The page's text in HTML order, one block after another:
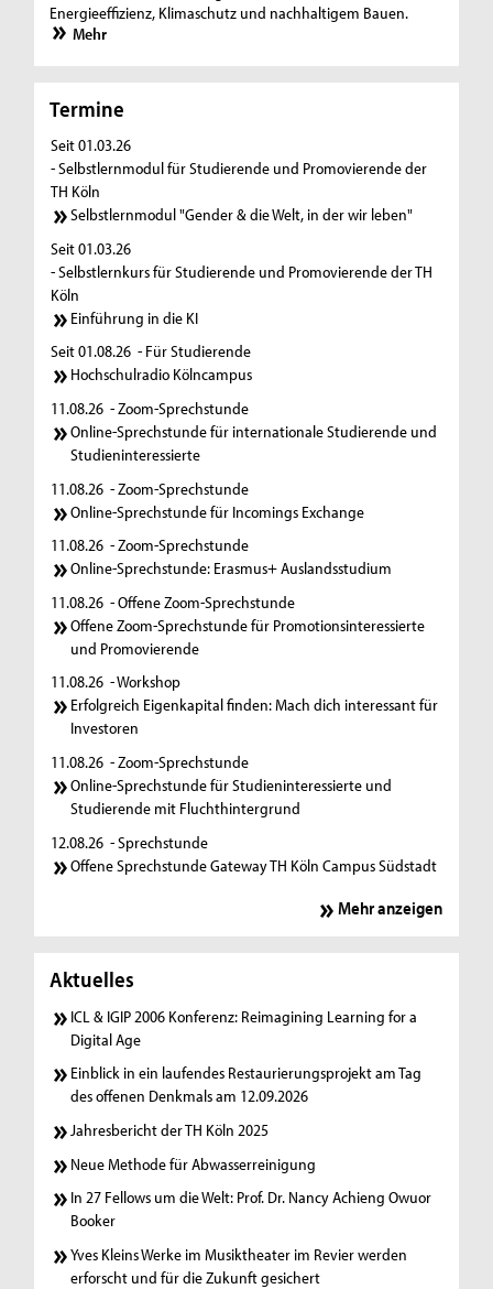
Energieeffizienz, Klimaschutz und nachhaltigem Bauen.
Mehr
Termine
Seit 01.03.26
- Selbstlernmodul für Studierende und Promovierende der
TH Köln
Selbstlernmodul "Gender & die Welt, in der wir leben"
Seit 01.03.26
- Selbstlernkurs für Studierende und Promovierende der TH
Köln
Einführung in die KI
Seit 01.08.26 - Für Studierende
Hochschulradio Kölncampus
11.08.26 - Zoom-Sprechstunde
Online-Sprechstunde für internationale Studierende und
Studieninteressierte
11.08.26 - Zoom-Sprechstunde
Online-Sprechstunde für Incomings Exchange
11.08.26 - Zoom-Sprechstunde
Online-Sprechstunde: Erasmus+ Auslandsstudium
11.08.26 - Offene Zoom-Sprechstunde
Offene Zoom-Sprechstunde für Promotionsinteressierte
und Promovierende
11.08.26 - Workshop
Erfolgreich Eigenkapital finden: Mach dich interessant für
Investoren
11.08.26 - Zoom-Sprechstunde
Online-Sprechstunde für Studieninteressierte und
Studierende mit Fluchthintergrund
12.08.26 - Sprechstunde
Offene Sprechstunde Gateway TH Köln Campus Südstadt
Mehr anzeigen
Aktuelles
ICL & IGIP 2006 Konferenz: Reimagining Learning for a
Digital Age
Einblick in ein laufendes Restaurierungsprojekt am Tag
des offenen Denkmals am 12.09.2026
Jahresbericht der TH Köln 2025
Neue Methode für Abwasserreinigung
In 27 Fellows um die Welt: Prof. Dr. Nancy Achieng Owuor
Booker
Yves Kleins Werke im Musiktheater im Revier werden
erforscht und für die Zukunft gesichert